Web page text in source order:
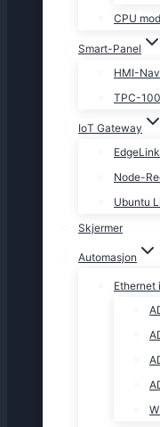
CPU
Smart-Panel
HMI-
TPC-
IoT Gateway
Node-
Ubuntu
Skjermer
Automasjon
Ethernet